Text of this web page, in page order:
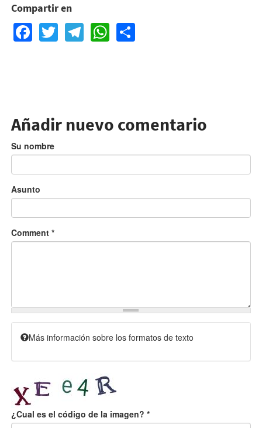
Compartir en
Facebook
TwitterTelegram
WhatsApp
Share
Añadir nuevo comentario
Su nombre
Asunto
Comment *
Más información sobre los formatos de texto
¿Cual es el código de la imagen? *